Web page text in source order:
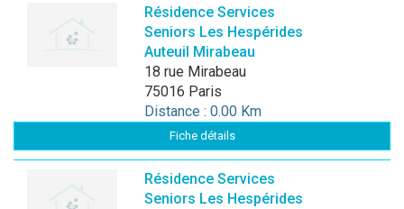
Résidence Services
Seniors Les Hespérides
Auteuil Mirabeau
18 rue Mirabeau
75016 Paris
Distance : 0.00 Km
Fiche détails
Résidence Services
Seniors Les Hespérides